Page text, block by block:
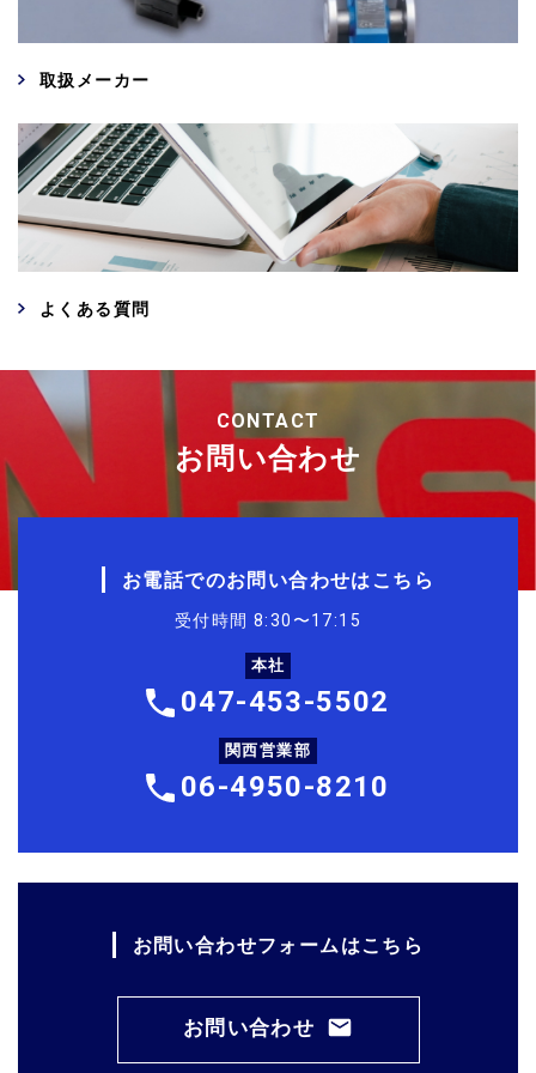
取扱メーカー
よくある質問
CONTACT
お問い合わせ
お電話でのお問い合わせはこちら
受付時間 8:30〜17:15
本社
047-453-5502
関西営業部
06-4950-8210
お問い合わせフォームはこちら
お問い合わせ